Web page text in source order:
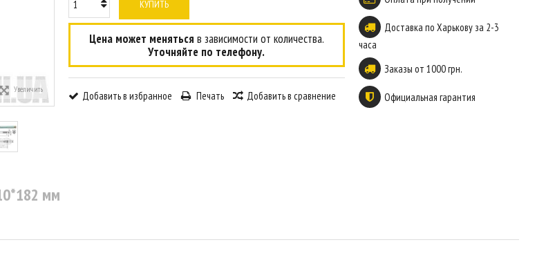
Увеличить
КУПИТЬ
Цена может меняться в зависимости от количества.
Уточняйте по телефону.
Добавить в избранное Печать Добавить в сравнение
Доставка по Харькову за 2-3
часа
Заказы от 1000 грн.
Официальная гарантия
мм